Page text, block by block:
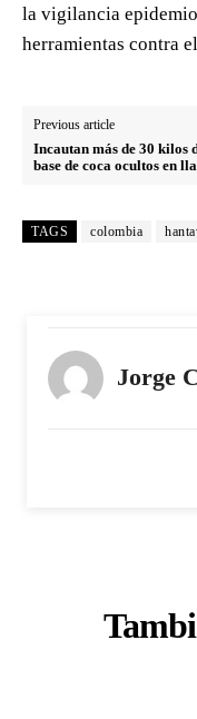
la vigilancia
herramientas contra
Previous article
Incautan más de 30 kilos
base de coca ocultos en
TAGS colombia
Jorge